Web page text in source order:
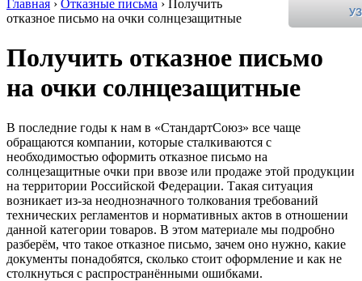
Главная › Отказные письма › Получить
отказное письмо на очки солнцезащитные
Получить отказное письмо
на очки солнцезащитные
В последние годы к нам в «СтандартСоюз» все чаще
обращаются компании, которые сталкиваются с
необходимостью оформить отказное письмо на
солнцезащитные очки при ввозе или продаже этой продукции
на территории Российской Федерации. Такая ситуация
возникает из-за неоднозначного толкования требований
технических регламентов и нормативных актов в отношении
данной категории товаров. В этом материале мы подробно
разберём, что такое отказное письмо, зачем оно нужно, какие
документы понадобятся, сколько стоит оформление и как не
столкнуться с распространёнными ошибками.